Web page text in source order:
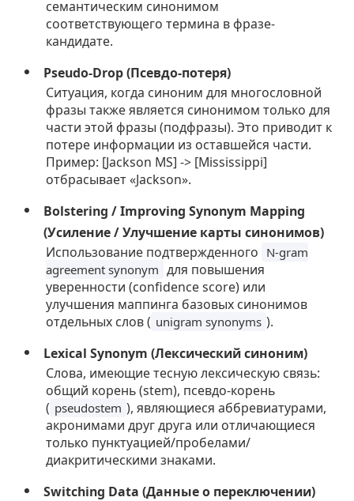
семантическим синонимом
соответствующего термина в фразе-
кандидате.
Pseudo-Drop (Псевдо-потеря)
Ситуация, когда синоним для многословной
фразы также является синонимом только для
части этой фразы (подфразы). Это приводит к
потере информации из оставшейся части.
Пример: [Jackson MS] -> [Mississippi]
отбрасывает «Jackson».
Bolstering / Improving Synonym Mapping
(Усиление / Улучшение карты синонимов)
Использование подтвержденного N-gram
agreement synonym для повышения
уверенности (confidence score) или
улучшения маппинга базовых синонимов
отдельных слов ( unigram synonyms ).
Lexical Synonym (Лексический синоним)
Слова, имеющие тесную лексическую связь:
общий корень (stem), псевдо-корень
( pseudostem ), являющиеся аббревиатурами,
акронимами друг друга или отличающиеся
только пунктуацией/пробелами/
диакритическими знаками.
Switching Data (Данные о переключении)